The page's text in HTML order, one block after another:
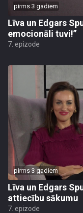
pirms 3 gadiem
Līva un Edgars
emocionāli tuvi!”
7. epizode
pirms 3 gadiem
Līva un Edgars
attiecību sākumu
7. epizode